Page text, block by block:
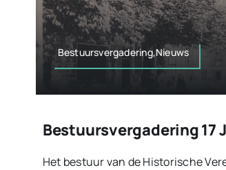
Bestuursvergadering,Nieuws
Bestuursvergadering 17
Het bestuur van de Historische